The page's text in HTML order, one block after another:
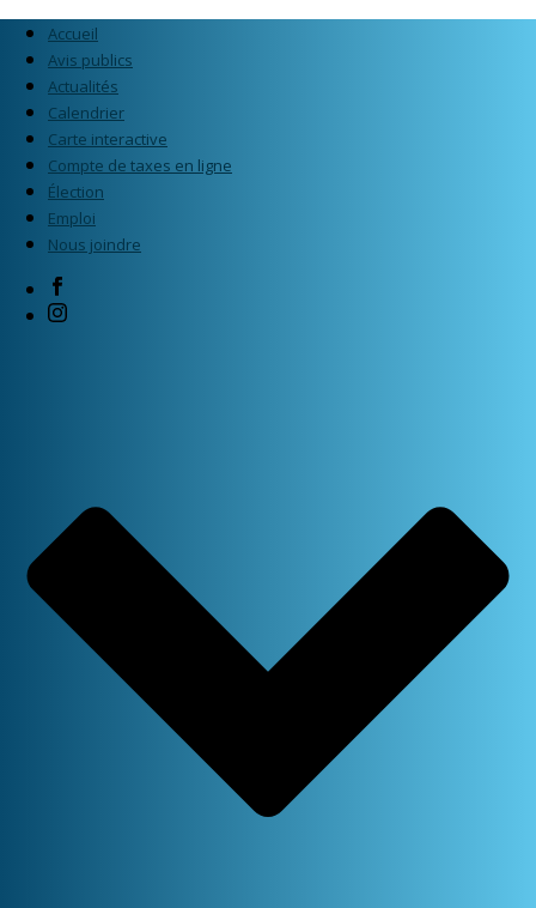
Accueil
Avis publics
Actualités
Calendrier
Carte interactive
Compte de taxes en ligne
Élection
Emploi
Nous joindre